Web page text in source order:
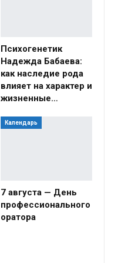
Психогенетик
Надежда Бабаева:
как наследие рода
влияет на характер и
жизненные…
Календарь
7 августа — День
профессионального
оратора